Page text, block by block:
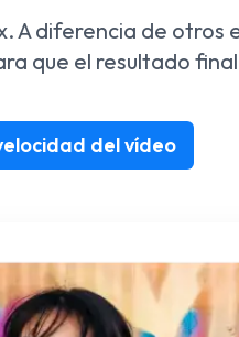
A diferencia de
que el resultado
del vídeo